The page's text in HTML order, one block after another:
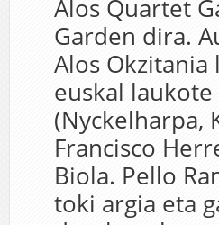
Alos Quartet
Garden dira.
Alos
euskal
(Nyckelharpa,
Francisco
Biola. Pello
toki argia eta